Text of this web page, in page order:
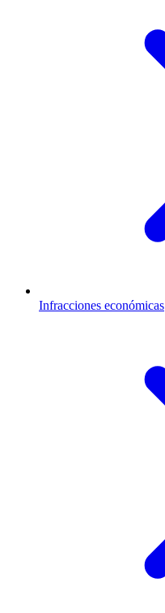
Infracciones económicas